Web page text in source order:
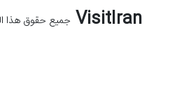
VisitIran جمیع حقوق هذا